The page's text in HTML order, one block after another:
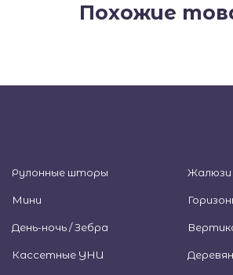
Похожие
Рулонные шторы
Мини
День-ночь / Зебра
Кассетные УНИ
Жалюзи